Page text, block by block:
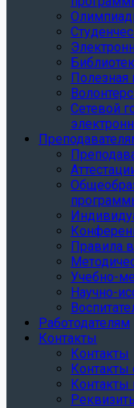
Полезная
Сетевой
Правила
Учебно-
Научно-
Работодателям
Контакты
Контакты
Контакты
Контакты